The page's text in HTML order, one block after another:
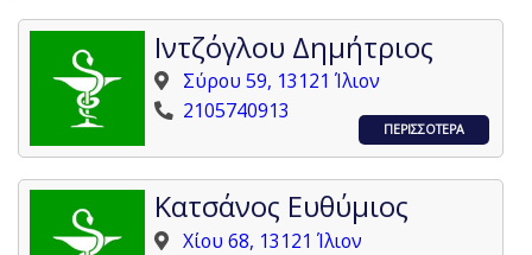
Ιντζόγλου Δημήτριος
Σύρου 59, 13121 Ίλιον
2105740913
ΠΕΡΙΣΣΟΤΕΡΑ
Κατσάνος Ευθύμιος
Χίου 68, 13121 Ίλιον